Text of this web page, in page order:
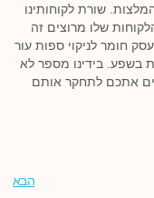
שורת לקוחותינו
שלו מרוצים זה
חומר לניקוי ספות עור
בשפע. בידינו מספר לא
אתכם לתחקר אותם
הבא